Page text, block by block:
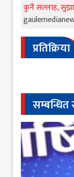
कुनै सल्लाह,
प्रतिक्रिया
सम्बन्धित